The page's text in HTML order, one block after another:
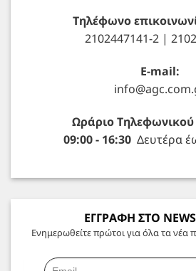
Τηλέφωνο
2102447141-2 |
E-mail:
Ωράριο
09:00 - 16:30Δευτέρα
ΕΓΓΡΑΦΗ ΣΤΟ
Ενημερωθείτε πρώτοι για όλα τα νέα